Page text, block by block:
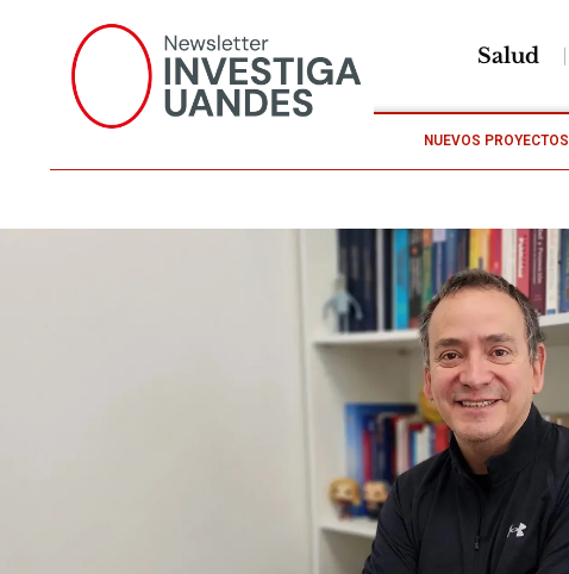
Salud
NUEVOS PROYECTOS